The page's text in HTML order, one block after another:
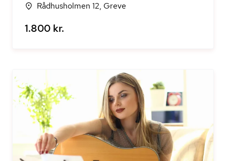
Rådhusholmen 12, Greve
1.800 kr.